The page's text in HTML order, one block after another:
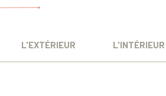
L'EXTÉRIEUR L'INTÉRIEUR